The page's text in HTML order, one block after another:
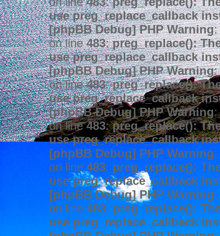
use preg_replace_callback
[phpBB Debug] PHP Warning:
on line483:preg_replace():
use preg_replace_callback
[phpBB Debug] PHP Warning:
on line483:preg_replace():
use preg_replace_callback
[phpBB Debug] PHP Warning:
on line483:preg_replace():
use preg_replace_callback
[phpBB Debug] PHP Warning
on line 483: preg_replace():
use preg_replace_callback
[phpBB Debug] PHP Warning
on line 483: preg_replace():
use preg_replace_callback